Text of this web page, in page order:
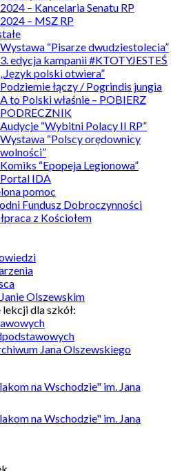
2024 – Kancelaria Senatu RP
2024 – MSZ RP
Wystawa “Pisarze dwudziestolecia”
3. edycja kampanii #KTOTYJESTEŚ
„Język polski otwiera”
Podziemie łączy / Pogrindis jungia
A to Polski właśnie – POBIERZ
PODRECZNIK
Audycje “Wybitni Polacy II RP”
Wystawa “Polscy orędownicy
wolności”
Komiks “Epopeja Legionowa”
Portal IDA
pomoc
Fundusz Dobroczynności
z Kościołem
Olszewskim
lekcji dla szkół:
Jana Olszewskiego